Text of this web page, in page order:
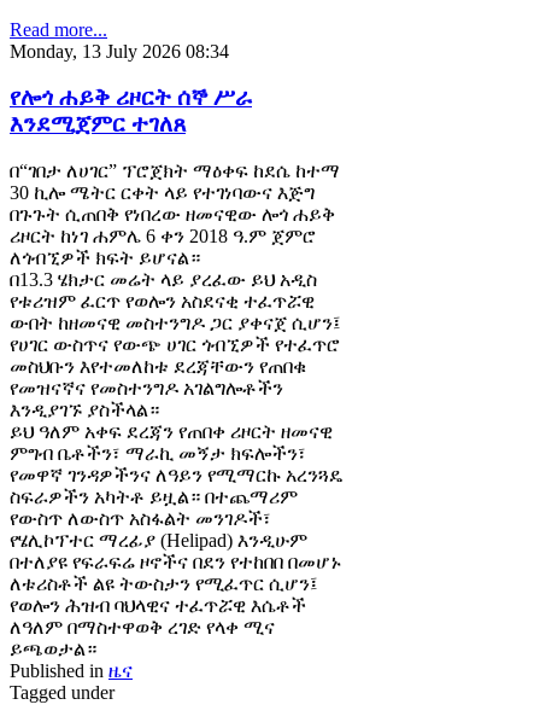
Read more...
Monday, 13 July 2026 08:34
የሎጎ ሐይቅ ሪዞርት ሰኞ ሥራ
እንደሚጀምር ተገለጸ
በ“ገበታ ለሀገር” ፕሮጀክት ማዕቀፍ ከደሴ ከተማ
30 ኪሎ ሜትር ርቀት ላይ የተገነባውና እጅግ
በጉጉት ሲጠበቅ የነበረው ዘመናዊው ሎጎ ሐይቅ
ሪዞርት ከነገ ሐምሌ 6 ቀን 2018 ዓ.ም ጀምሮ
ለጎብኚዎች ክፍት ይሆናል።
በ13.3 ሄክታር መሬት ላይ ያረፈው ይህ አዲስ
የቱሪዝም ፈርጥ የወሎን አስደናቂ ተፈጥሯዊ
ውበት ከዘመናዊ መስተንግዶ ጋር ያቀናጀ ሲሆን፤
የሀገር ውስጥና የውጭ ሀገር ጎብኚዎች የተፈጥሮ
መስህቡን እየተመለከቱ ደረጃቸውን የጠበቁ
የመዝናኛና የመስተንግዶ አገልግሎቶችን
እንዲያገኙ ያስችላል።
ይህ ዓለም አቀፍ ደረጃን የጠበቀ ሪዞርት ዘመናዊ
ምግብ ቤቶችን፣ ማራኪ መኝታ ክፍሎችን፣
የመዋኛ ገንዳዎችንና ለዓይን የሚማርኩ አረንጓዴ
ስፍራዎችን አካትቶ ይዟል። በተጨማሪም
የውስጥ ለውስጥ አስፋልት መንገዶች፣
የሄሊኮፕተር ማረፊያ (Helipad) እንዲሁም
በተለያዩ የፍራፍሬ ዞኖችና በደን የተከበበ በመሆኑ
ለቱሪስቶች ልዩ ትውስታን የሚፈጥር ሲሆን፤
የወሎን ሕዝብ ባህላዊና ተፈጥሯዊ እሴቶች
ለዓለም በማስተዋወቅ ረገድ የላቀ ሚና
ይጫወታል።
Published in ዜና
Tagged under